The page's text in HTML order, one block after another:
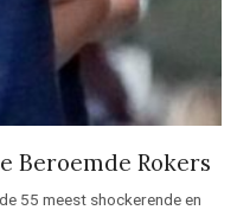
Beroemde Rokers
55 meest shockerende en